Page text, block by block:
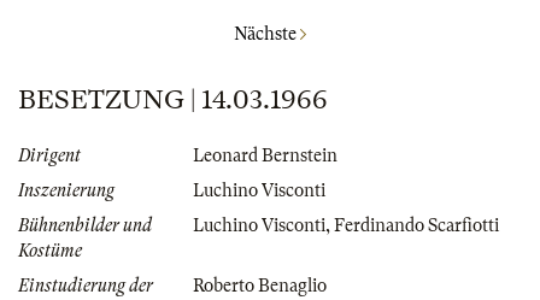
Nächste
BESETZUNG | 14.03.1966
Dirigent
Leonard Bernstein
Inszenierung
Luchino Visconti
Bühnenbilder und
Kostüme
Luchino Visconti,Ferdinando Scarfiotti
Einstudierung der
Roberto Benaglio